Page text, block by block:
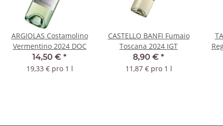
ARGIOLAS Costamolino
Vermentino 2024 DOC
14,50 € *
19,33 € pro 1 l
CASTELLO BANFI Fumaio
Toscana 2024 IGT
8,90 € *
11,87 € pro 1 l